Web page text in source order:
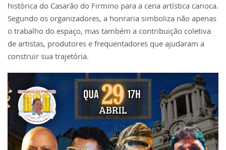
histórica do Casarão do Firmino para a cena artística carioca.
Segundo os organizadores, a honraria simboliza não apenas
o trabalho do espaço, mas também a contribuição coletiva
de artistas, produtores e frequentadores que ajudaram a
construir sua trajetória.